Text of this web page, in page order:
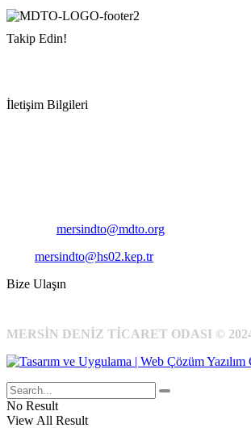
Takip Edin!
İletişim Bilgileri
mersindto@mdto.org
mersindto@hs02.kep.tr
Bize Ulaşın
MERSİN DENİZ TİCARET ODASI ©
No Result
View All Result